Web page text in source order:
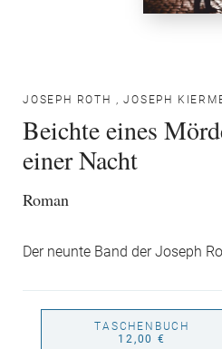
JOSEPH ROTH ,JOSEPH
Beichte eines
einer Nacht
Roman
Der neunte Band der Joseph
TASCHENBUCH
12,00 €